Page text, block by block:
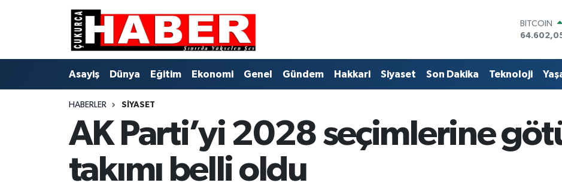
DOLAR
47,5986
55,0700
STERLİN
BİST100
13.768
Asayiş Dünya Eğitim Ekonomi Genel Gündem Hakkari Siyaset Son Dakika Teknoloji
HABERLER SIYASET
AK Parti’yi 2028 seçimlerine
takımı belli oldu
Ekonomi
Hava Durumu
Trafik Durumu
Süper Lig Puan Durumu ve Fikstür
Tüm Manşetler
Son Dakika Haberleri